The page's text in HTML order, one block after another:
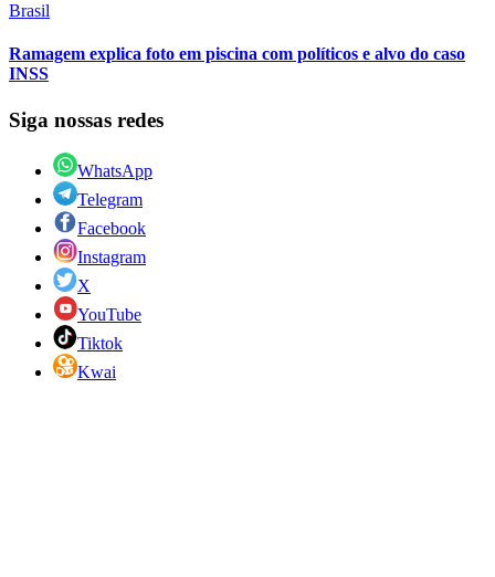
Brasil
Ramagem explica foto em piscina com políticos e alvo do caso
INSS
Siga nossas redes
WhatsApp
Telegram
Facebook
Instagram
X
YouTube
Tiktok
Kwai